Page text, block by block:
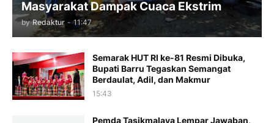
Masyarakat Dampak Cuaca Ekstrim
by Redaktur - 11:47
Semarak HUT RI ke-81 Resmi Dibuka,
Bupati Barru Tegaskan Semangat
Berdaulat, Adil, dan Makmur
15:43
Pemda Tasikmalaya Lempar Jawaban,